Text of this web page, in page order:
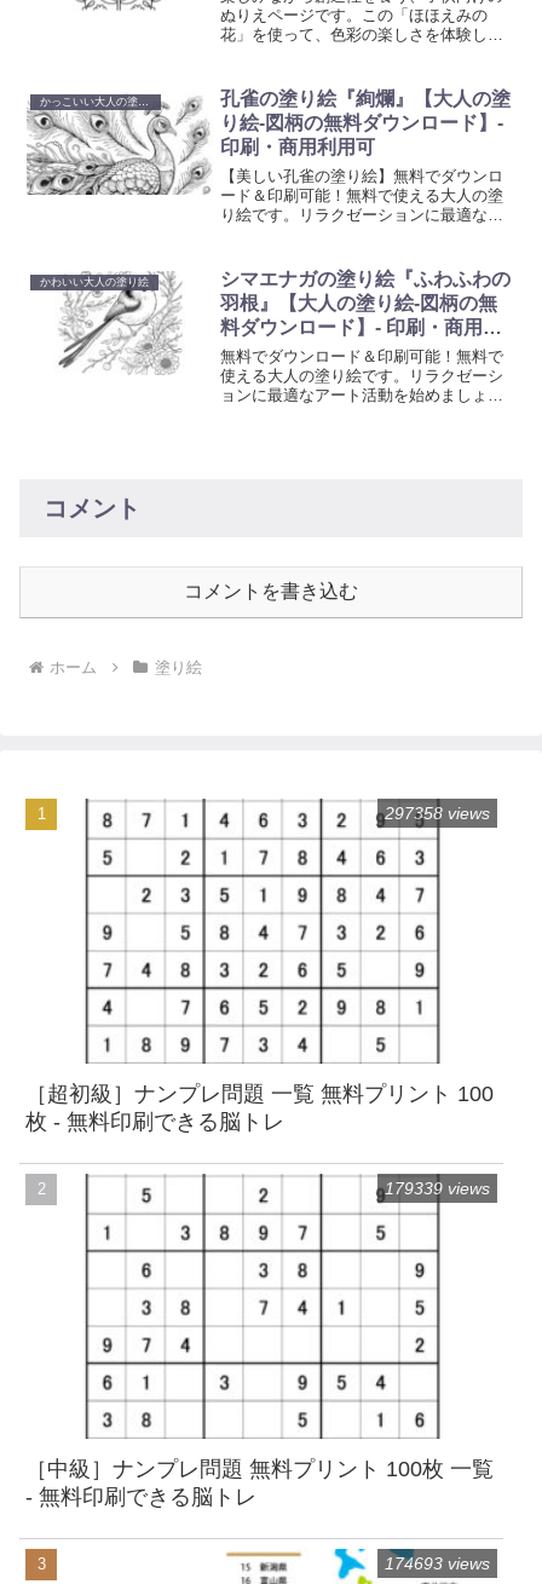
ぬりえページです。この「ほほえみの
花」を使って、色彩の楽しさを体験しま
孔雀の塗り絵『絢爛』【大人の塗
り絵-図柄の無料ダウンロード】-
印刷・商用利用可
【美しい孔雀の塗り絵】無料でダウンロ
ード＆印刷可能！無料で使える大人の塗
り絵です。リラクゼーションに最適なア
から解放されるひと時を。
かわいい大人の塗り絵
シマエナガの塗り絵『ふわふわの
羽根』【大人の塗り絵-図柄の無
料ダウンロード】- 印刷・商用利
用可
無料でダウンロード＆印刷可能！無料で
使える大人の塗り絵です。リラクゼーシ
ョンに最適なアート活動を始めましょ
コメント
コメントを書き込む
ホーム 塗り絵
［超初級］ナンプレ問題 一覧 無料プリント 100
枚 - 無料印刷できる脳トレ
297358 views
［中級］ナンプレ問題 無料プリント 100枚 一覧
- 無料印刷できる脳トレ
179339 views
174693 views